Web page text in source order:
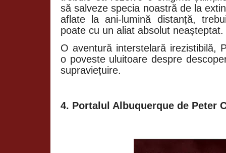
să salveze specia noastră de la
aflate la ani-lumină distanță,
poate cu un aliat absolut neașteptat.
O aventură interstelară irezistibilă,
o poveste uluitoare despre
supraviețuire.
4. Portalul Albuquerque de Peter